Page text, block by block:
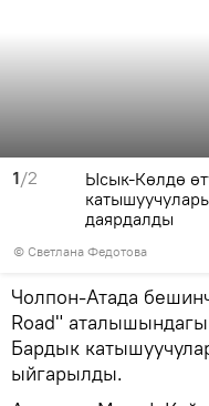
1/2
© Светлана Федотова
Ысык-Көлдө
даярдалды
Чолпон-Атада
Road"
Бардык
ыйгарылды.